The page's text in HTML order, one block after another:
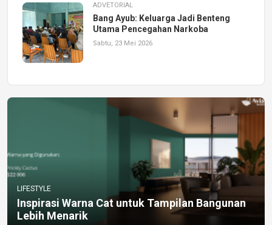
ADVETORIAL
Bang Ayub: Keluarga Jadi Benteng
Utama Pencegahan Narkoba
Sabtu, 23 Mei 2026
LIFESTYLE
Inspirasi Warna Cat untuk Tampilan Bangunan
Lebih Menarik